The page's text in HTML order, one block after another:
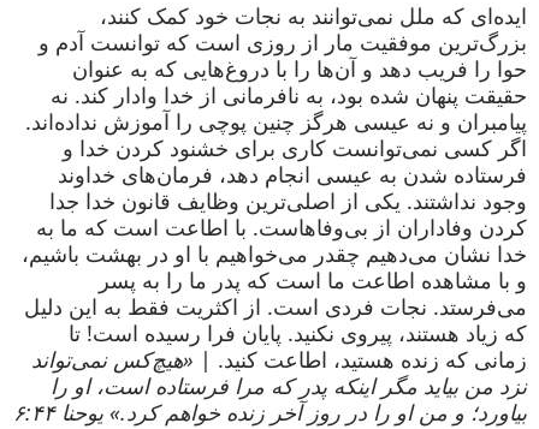
ایده‌ای که ملل نمی‌توانند به نجات خود کمک کنند،
بزرگ‌ترین موفقیت مار از روزی است که توانست آدم و
حوا را فریب دهد و آن‌ها را با دروغ‌هایی که به عنوان
حقیقت پنهان شده بود، به نافرمانی از خدا وادار کند. نه
پیامبران و نه عیسی هرگز چنین پوچی را آموزش نداده‌اند.
اگر کسی نمی‌توانست کاری برای خشنود کردن خدا و
فرستاده شدن به عیسی انجام دهد، فرمان‌های خداوند
وجود نداشتند. یکی از اصلی‌ترین وظایف قانون خدا جدا
کردن وفاداران از بی‌وفاهاست. با اطاعت است که ما به
خدا نشان می‌دهیم چقدر می‌خواهیم با او در بهشت باشیم،
و با مشاهده اطاعت ما است که پدر ما را به پسر
می‌فرستد. نجات فردی است. از اکثریت فقط به این دلیل
که زیاد هستند، پیروی نکنید. پایان فرا رسیده است! تا
زمانی که زنده هستید، اطاعت کنید. | «هیچ‌کس نمی‌تواند
نزد من بیاید مگر اینکه پدر که مرا فرستاده است، او را
بیاورد؛ و من او را در روز آخر زنده خواهم کرد.» یوحنا ۶:۴۴